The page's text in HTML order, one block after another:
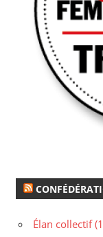
Élan collectif